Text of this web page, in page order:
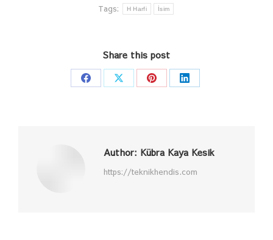
Tags:
H Harfi İsim
Share this post
Share Share Share Share
Author: Kübra Kaya Kesik
https://teknikhendis.com